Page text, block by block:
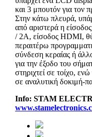
και 3 μπουτόν για τον
Στην κάτω πλευρά,
από αριστερά η
/ 2A, είσοδος HDMI,
περαιτέρω
σύνδεση κεραίας ή
για την έξοδο του
στηριχτεί σε τοίχο,
σε αναλυτική δοκιμή-
Info: STAM